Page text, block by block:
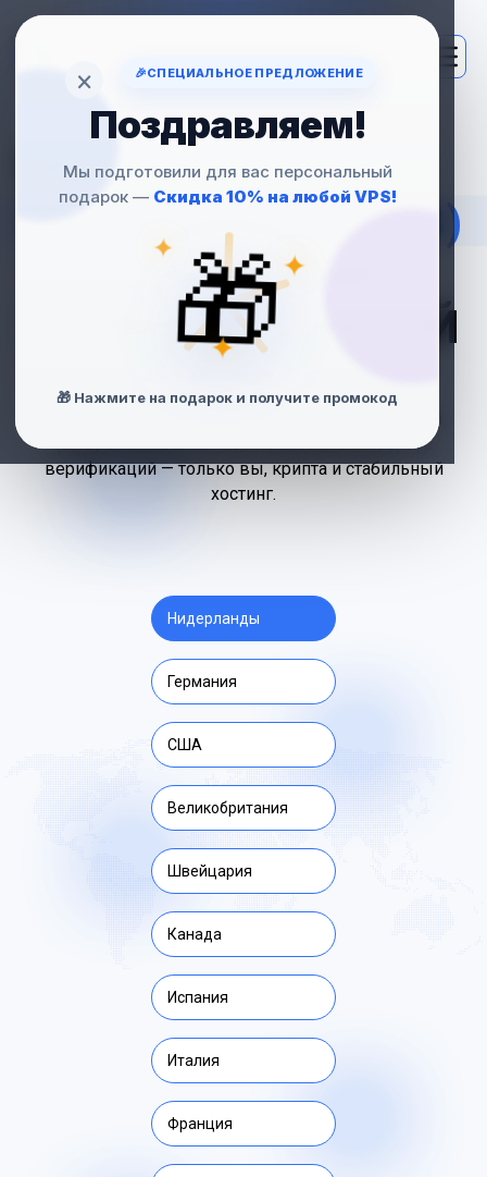
VPS ЗА
BINANCE COIN (BNB)
— БЫСТРЫЙ
СЕРВЕР С ОПЛАТОЙ
Арендуйте VPS и оплачивайте через Binance Coin
(BNB) в сети BEP20. Без комиссий банков, без
верификаций — только вы, крипта и стабильный
хостинг.
Нидерланды
Германия
США
Великобритания
Швейцария
Канада
Испания
Италия
Франция
× 🎉СПЕЦИАЛЬНОЕ ПРЕДЛОЖЕНИЕ
Поздравляем!
Мы подготовили для вас персональный
подарок — Скидка 10% на любой VPS!
✦
✦
✦
🎁
🎁 Нажмите на подарок и получите промокод